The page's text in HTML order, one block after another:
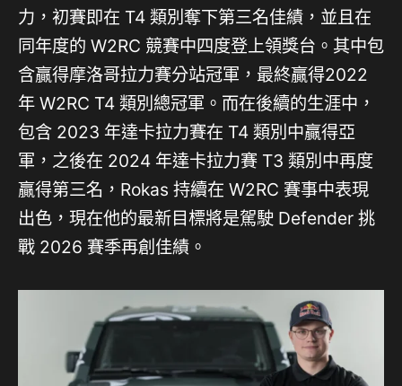
力，初賽即在 T4 類別奪下第三名佳績，並且在
同年度的 W2RC 競賽中四度登上領獎台。其中包
含贏得摩洛哥拉力賽分站冠軍，最終贏得2022
年 W2RC T4 類別總冠軍。而在後續的生涯中，
包含 2023 年達卡拉力賽在 T4 類別中贏得亞
軍，之後在 2024 年達卡拉力賽 T3 類別中再度
贏得第三名，Rokas 持續在 W2RC 賽事中表現
出色，現在他的最新目標將是駕駛 Defender 挑
戰 2026 賽季再創佳績。